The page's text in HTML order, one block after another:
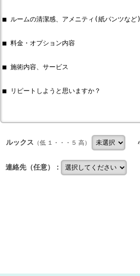
ルックス （低 １・・・５ 高）
連絡先（任意）：